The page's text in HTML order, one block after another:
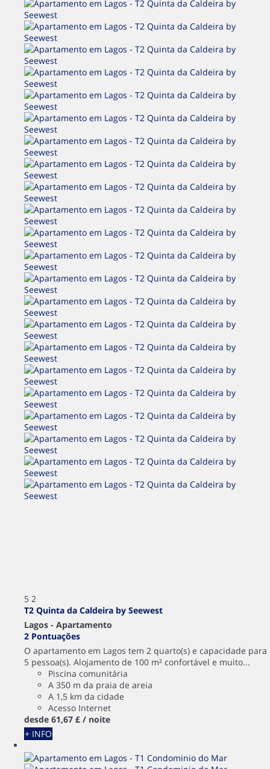
5 2
T2 Quinta da Caldeira by Seewest
Lagos - Apartamento
2 Pontuações
O apartamento em Lagos tem 2 quarto(s) e capacidade para
5 pessoa(s). Alojamento de 100 m² confortável e muito...
Piscina comunitária
A 350 m da praia de areia
A 1,5 km da cidade
Acesso Internet
desde 61,67 £ / noite
+ INFO